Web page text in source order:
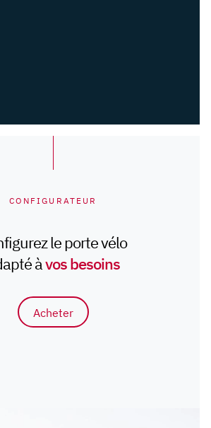
CONFIGURATEUR
le porte vélo
àvos besoins
Acheter